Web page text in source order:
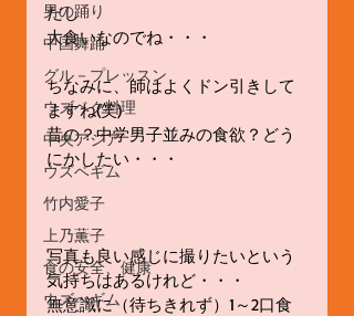
男の踊り
中国舞踊
グル－プレッスン
ウズベク料理
中央アジア
ウズベギム
竹内愛子
上乃薫子
食の安全、健康
ウズべギム
だし
大食いなのでね・・・
ちなみに、師はよくドン引きして
ますね(笑)
昔の？中学男子並みの食欲？どう
にかしたい・・・
写真も良い感じに撮りたいという
気持ちはあるけれど・・・
無意識に（待ちきれず）1～2口食